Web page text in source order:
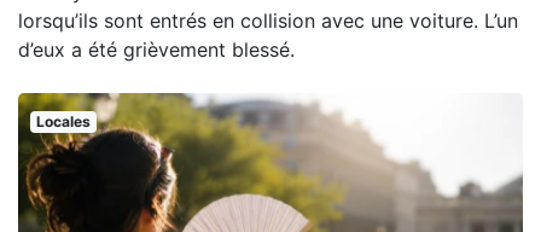
lorsqu’ils sont entrés en collision avec une voiture. L’un
d’eux a été grièvement blessé.
Locales